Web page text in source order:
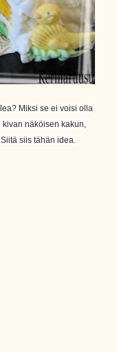
Miksi se ei voisi olla
näköisen kakun,
siis tähän idea.